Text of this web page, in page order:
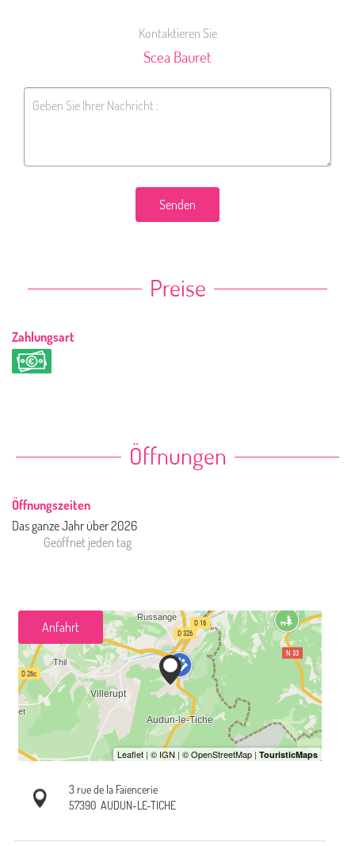
Kontaktieren Sie
Scea Bauret
Senden
Preise
Zahlungsart
Öffnungen
Öffnungszeiten
Das ganze Jahr über 2026
Geöffnet jeden tag
Anfahrt
3 rue de la Faïencerie
57390 AUDUN-LE-TICHE